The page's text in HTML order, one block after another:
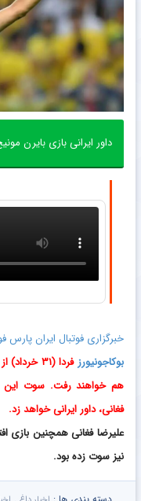
داور ایرانی بازی بایرن
خبرگزاری فوتبال ایران پارس
بوکاجونیورز
هم خواهند رفت. سوت این
فغانی، داور ایرانی خواهد زد.
علیرضا فغانی همچنین بازی
نیز سوت زده بود.